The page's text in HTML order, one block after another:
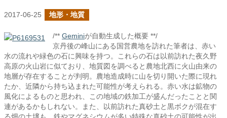
2017-06-25 地形・地質
/** Geminiが自動生成した概要 **/
京丹後の峰山にある国営農地を訪れた筆者は、赤い
水の流れや緑色の石に興味を持つ。これらの石は以前訪れた夜久野
高原の火山岩に似ており、地質図を調べると農地北西に火山由来の
地層が存在することが判明。農地造成時に山を切り開いた際に現れ
たか、近隣から持ち込まれた可能性が考えられる。赤い水は鉱物の
風化によるものと思われ、この地域の鉄加工が盛んだったことと関
連があるかもしれない。また、以前訪れた真砂土と黒ボクが混在す